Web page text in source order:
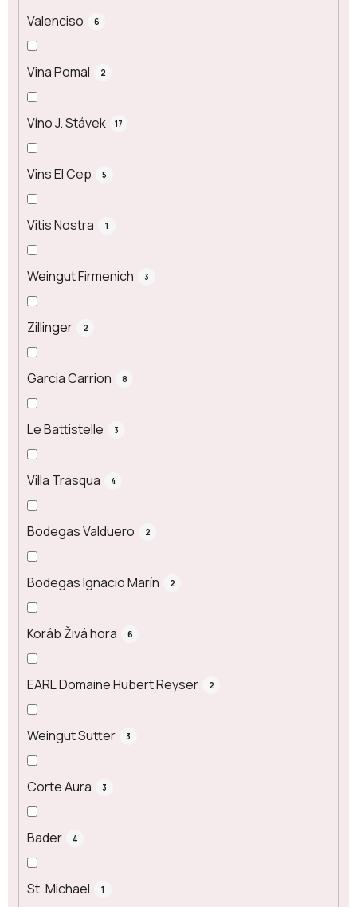
Valenciso 6
Vina Pomal 2
Víno J. Stávek 17
Vins El Cep 5
Vitis Nostra 1
Weingut Firmenich 3
Zillinger 2
Garcia Carrion 8
Le Battistelle 3
Villa Trasqua 4
Bodegas Valduero 2
Bodegas Ignacio Marín 2
Koráb Živá hora 6
EARL Domaine Hubert Reyser 2
Weingut Sutter 3
Corte Aura 3
Bader 4
St .Michael 1